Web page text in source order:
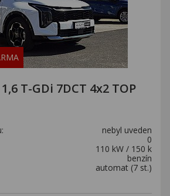
T-GDi 7DCT 4x2 TOP
nebyl uveden
0
110 kW / 150 k
benzín
automat (7 st.)